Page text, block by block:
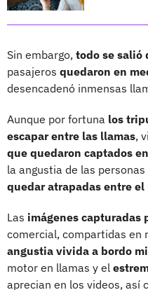
Sin embargo, todo se salió
pasajeros quedaron en
desencadenó inmensas
Aunque por fortuna los
escapar entre las llamas,
que quedaron captados
la angustia de las
quedar atrapadas entre el
Las imágenes capturadas
comercial, compartidas en
angustia vivida a bordo
motor en llamas y el
aprecian en los videos, así